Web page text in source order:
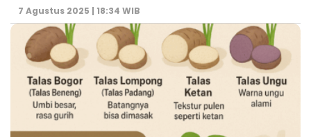
7 Agustus 2025 | 18:34 WIB